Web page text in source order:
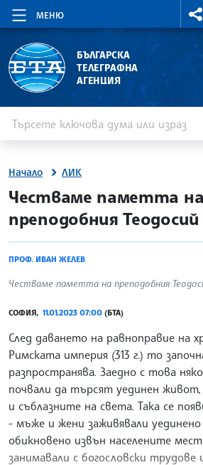
МЕНЮ
БЪЛГАРСКА
ТЕЛЕГРАФНА
АГЕНЦИЯ
Начало ЛИК
site.bta
Честваме паметта на
преподобния
ПРОФ. ИВАН ЖЕЛЕВ
Честваме паметта на преподобния
СОФИЯ, 11.01.2023 07:00 (БТА)
След даването на равноправие на
Римската империя (313 г.) то
разпространява. Заедно с това
почвали да търсят уединен
и съблазните на света. Така се
- мъже и жени заживявали
обикновено извън населените
занимавали с богословски трудове